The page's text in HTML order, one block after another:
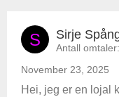
S Sirje
Antall omtaler:
November 23, 2025
Hei, jeg er en lojal